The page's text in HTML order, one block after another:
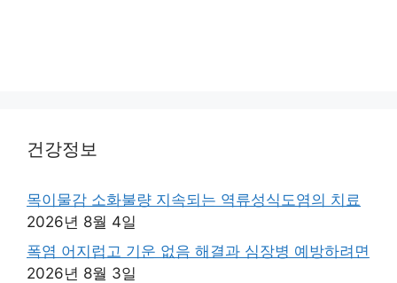
건강정보
목이물감 소화불량 지속되는 역류성식도염의 치료
2026년 8월 4일
폭염 어지럽고 기운 없음 해결과 심장병 예방하려면
2026년 8월 3일